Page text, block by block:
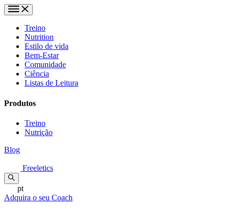
Treino
Nutrition
Estilo de vida
Bem-Estar
Comunidade
Ciência
Listas de Leitura
Produtos
Treino
Nutrição
Blog
Freeletics
pt
Adquira o seu Coach